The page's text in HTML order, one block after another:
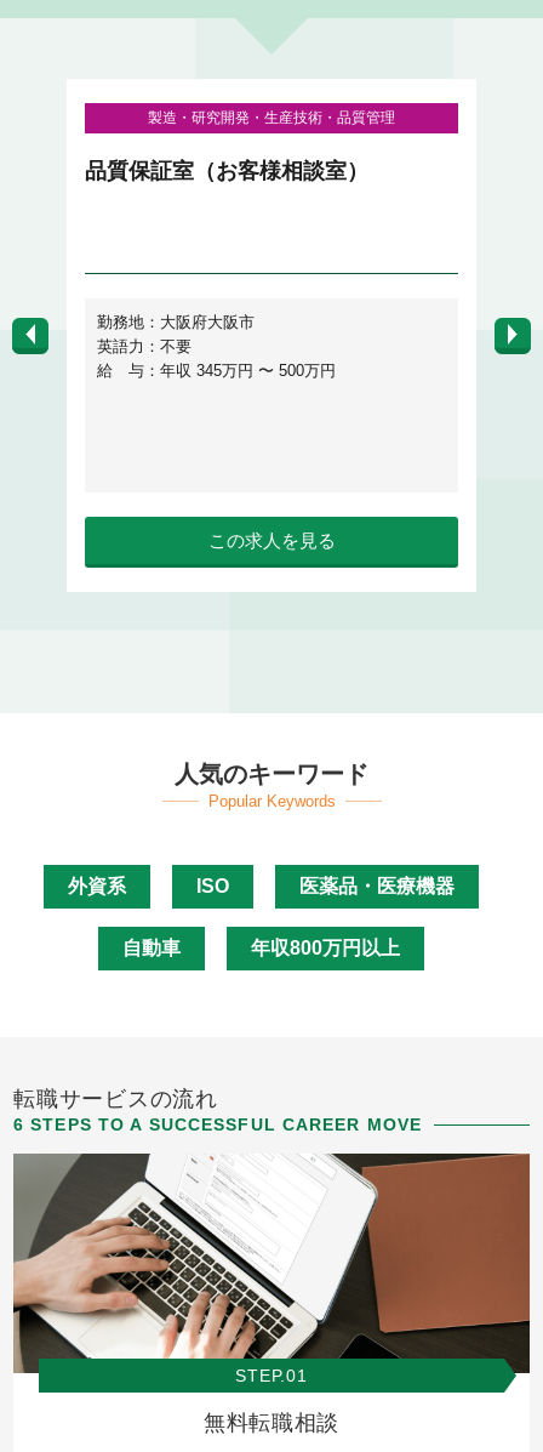
製造・研究開発・生産技術・品質管理
品質保証室（お客様相談室）
勤務地：大阪府大阪市
英語力：不要
給 与：年収 345万円 〜 500万円
この求人を見る
人気のキーワード
Popular Keywords
外資系 ISO 医薬品・医療機器
自動車 年収800万円以上
転職サービスの流れ
6 STEPS TO A SUCCESSFUL CAREER MOVE
STEP.01
無料転職相談